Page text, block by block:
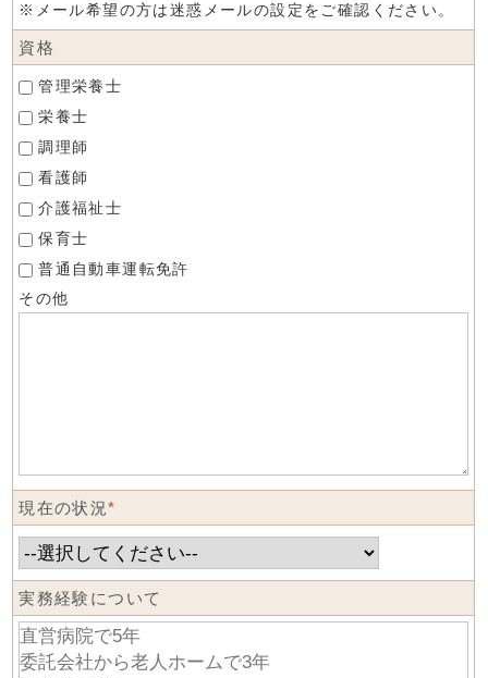
※メール希望の方は迷惑メールの設定をご確認ください。
資格
管理栄養士
栄養士
調理師
看護師
介護福祉士
保育士
普通自動車運転免許
その他
現在の状況*
実務経験について